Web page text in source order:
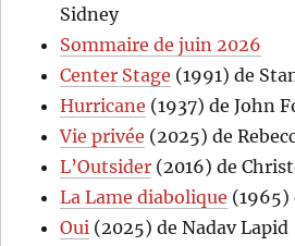
Sidney
Sommaire de juin 2026
Center Stage (1991) de
Hurricane (1937) de John
Vie privée (2025) de
L’Outsider (2016) de
La Lame diabolique (1965)
Oui (2025) de Nadav Lapid